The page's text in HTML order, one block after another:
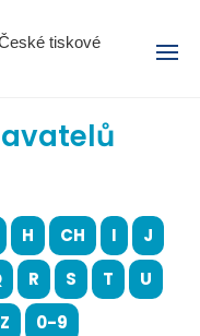
tiskové
Menu
H CH I
J
R S T
U
Z 0-9